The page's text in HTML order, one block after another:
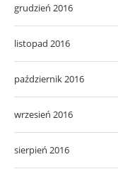
grudzień 2016
listopad 2016
październik 2016
wrzesień 2016
sierpień 2016